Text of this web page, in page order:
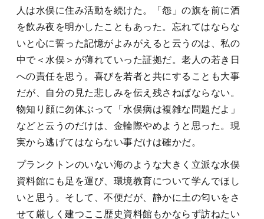
人は水俣に住み活動を続けた。「怨」の旗を前に酒
を飲み夜を明かしたこともあった。忘れてはならな
いと心に誓った記憶がよみがえると云うのは、私の
中で＜水俣＞が薄れていった証拠だ。老人の若き日
への責任を思う。喜びを若者と共にすることも大事
だが、自分の見た悲しみを伝え残さねばならない。
物知り顔に勿体ぶって「水俣病は複雑な問題だよ」
などと云うのだけは、金輪際やめようと思った。現
実から逃げてはならない事だけは確かだ。
プランクトンのいない海のような大きく立派な水俣
資料館にも足を運び、環境教育について学んでほし
いと思う。そして、不便だが、静かに土の匂いをさ
せて厳しく建つここ歴史資料館もかならず訪ねたい